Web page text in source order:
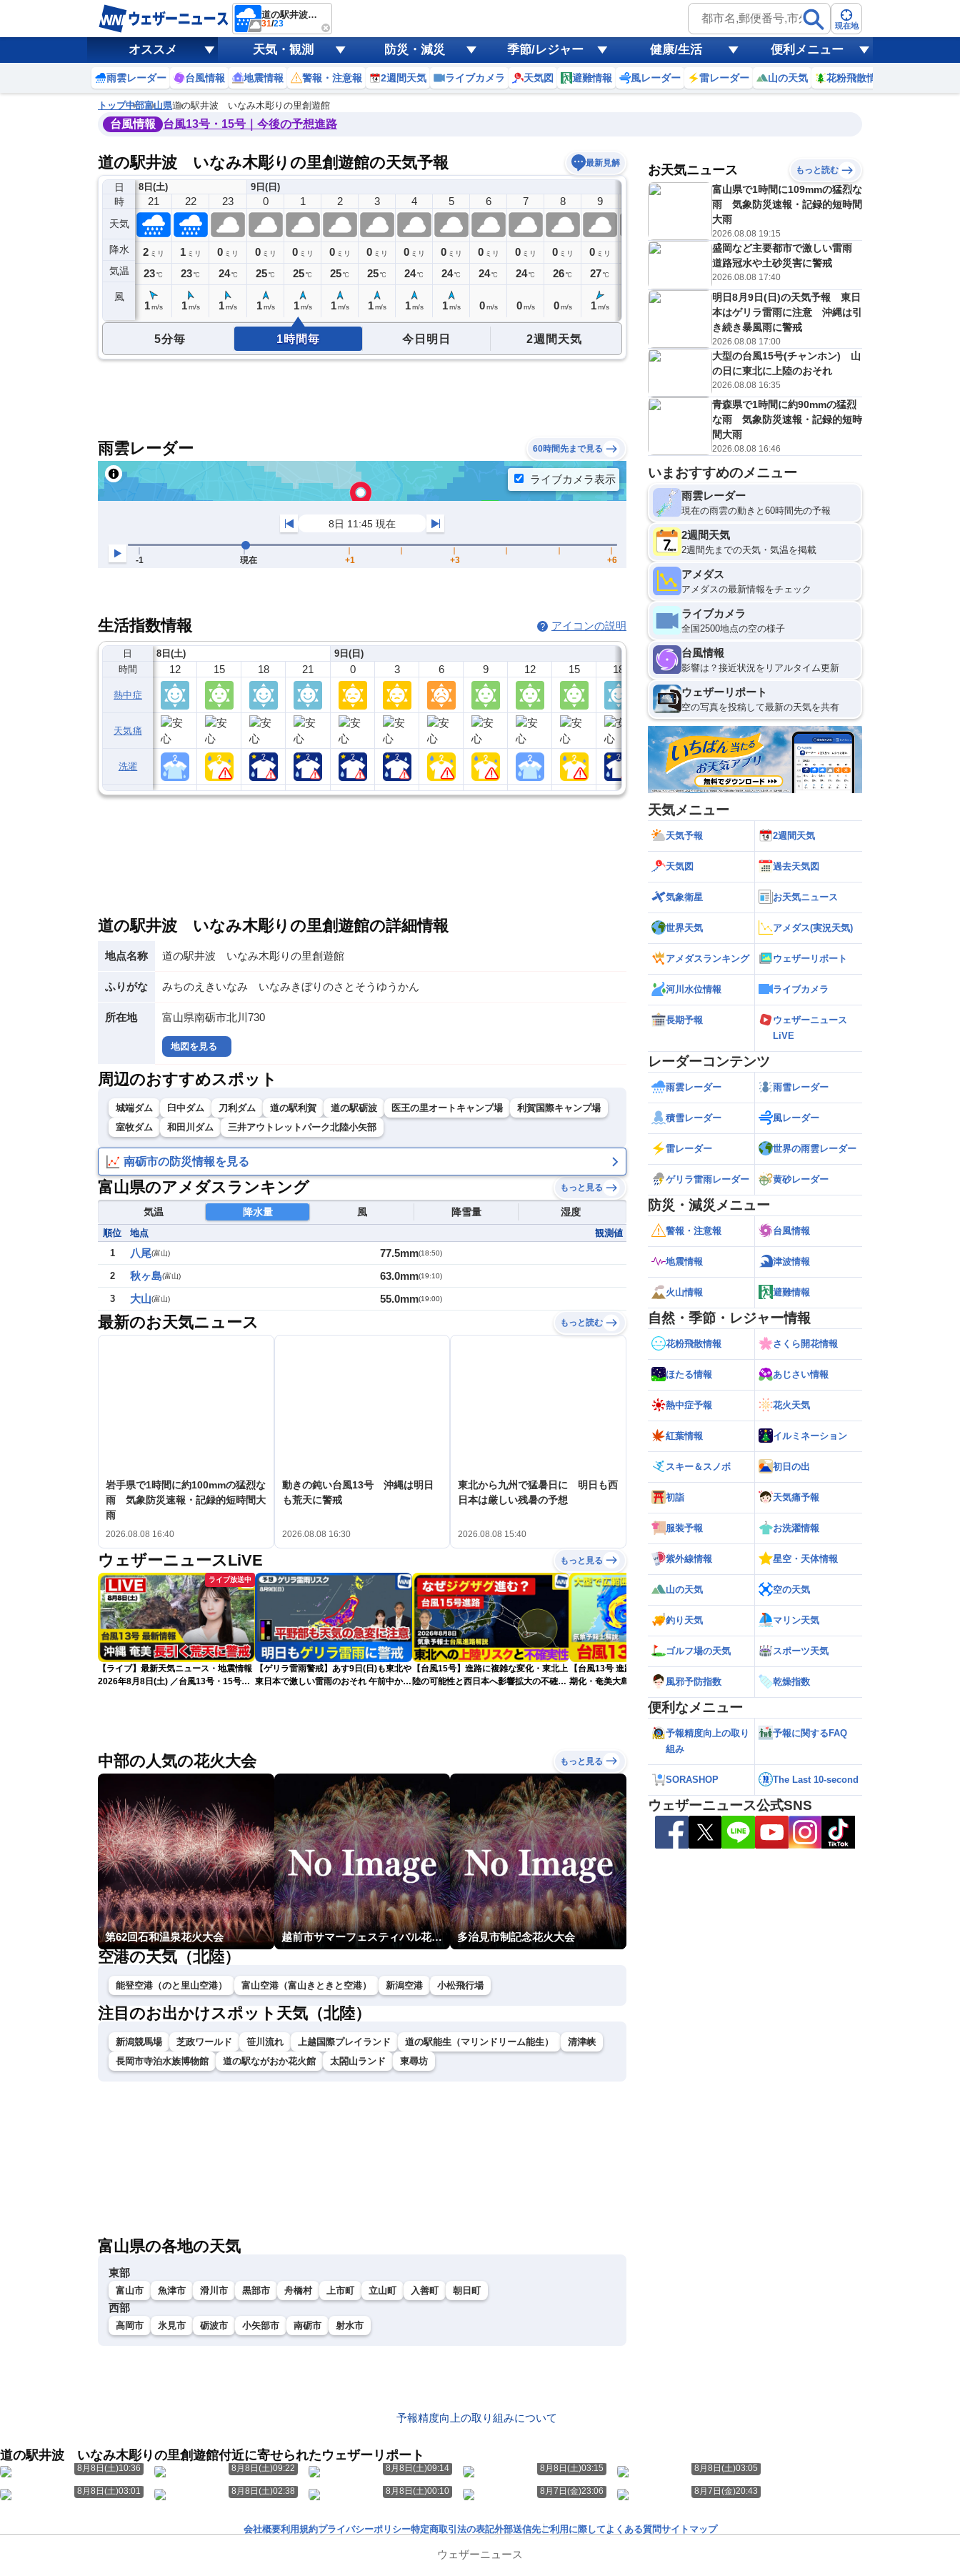
道の駅井波 いなみ木彫りの里創遊館
31/23 現在地
オススメ 天気・観測 防災・減災 季節/レジャー 健康/生活 便利メニュー
雨雲レーダー 台風情報 地震情報 警報・注意報 2週間天気 ライブカメラ 天気図 避難情報 風レーダー 雷レーダー 山の天気 花粉飛散情報
トップ中部富山県道の駅井波 いなみ木彫りの里創遊館
台風情報 台風13号・15号｜今後の予想進路
道の駅井波 いなみ木彫りの里創遊館の天気予報 最新見解
日
時
天気
降水
気温
風
8日(土)
20
9ミリ
23℃
21
2 ミリ
23℃
1 m/s
22
1 ミリ
23℃
1 m/s
23
0 ミリ
24 ℃
1m/s
9日(日)
0
0 ミリ
25℃
1 m/s
1
0 ミリ
25℃
1 m/s
2
0 ミリ
25℃
1 m/s
3
0 ミリ
25℃
1 m/s
4
0 ミリ
24℃
1 m/s
5
0 ミリ
24℃
1 m/s
6
0 ミリ
24℃
0 m/s
7
0 ミリ
24℃
0 m/s
8
0 ミリ
26℃
0 m/s
9
0 ミリ
27℃
1 m/s
12
ミリ
℃
m/s
13
0 ミリ
28℃
4 m/s
14
0ミリ
28
4 m/s
15
0ミリ
4 m/s
16
0
4m/s
5分毎 1時間毎 今日明日 2週間天気
雨雲レーダー 60時間先まで見る
生活指数情報 アイコンの説明
日
時間
熱中症
天気痛
洗濯
8日(土)
12 15 18 21
9日(日)
0 3 6 9 12 15 18 21
10日(月)
0
道の駅井波 いなみ木彫りの里創遊館の詳細情報
地点名称 道の駅井波 いなみ木彫りの里創遊館
ふりがな みちのえきいなみ いなみきぼりのさとそうゆうかん
所在地 富山県南砺市北川730
地図を見る
周辺のおすすめスポット
城端ダム 臼中ダム 刀利ダム 道の駅利賀 道の駅砺波 医王の里オートキャンプ場
利賀国際キャンプ場
室牧ダム
和田川ダム 三井アウトレットパーク北陸小矢部
南砺市の防災情報を見る
富山県のアメダスランキング もっと見る
気温 降水量 風 降雪量 湿度
順位 地点
観測値
1
八尾(富山) 77.5mm(18:50)
2 秋ヶ島(富山) 63.0mm(19:10)
3 大山(富山) 55.0mm(19:00)
最新のお天気ニュース もっと読む
岩手県で1時間に約100mmの猛烈な
雨 気象防災速報・記録的短時間大
雨
2026.08.08 16:40
動きの鈍い台風13号 沖縄は明日
も荒天に警戒
2026.08.08 16:30
東北から九州で猛暑日に 明日も西
日本は厳しい残暑の予想
2026.08.08 15:40
ウェザーニュースLiVE もっと見る
ライブ放送中
【ライブ】最新天気ニュース・地震情報
2026年8月8日(土) ／台風13号・15号
【ゲリラ雷雨警戒】あす9日(日)も東北や
東日本で激しい雷雨のおそれ 午前中から
【台風15号】進路に複雑な変化・東北上
陸の可能性と西日本へ影響拡大の不確実
【台風13号 進路解説】通過後も影響長
期化・奄美大島で総雨量400mm超・高
【猛烈な雨と激しい雷雨】新潟は線状降
水帯が発生のおそれも＜気象防災速報・
中部の人気の花火大会 もっと見る
第62回石和温泉花火大会 越前市サマーフェスティバル花火大会 多治見市制記念花火大会
空港の天気（北陸）
能登空港（のと里山空港） 富山空港（富山きときと空港） 新潟空港 小松飛行場
注目のお出かけスポット天気（北陸）
新潟競馬場 芝政ワールド 笹川流れ 上越国際プレイランド 道の駅能生（マリンドリーム能生）
清津峡
長岡市寺泊水族博物館
道の駅ながおか花火館 太閤山ランド 東尋坊
富山県の各地の天気
東部
富山市 魚津市 滑川市 黒部市 舟橋村 上市町 立山町 入善町 朝日町
西部
高岡市 氷見市 砺波市 小矢部市 南砺市 射水市
お天気ニュース もっと読む
富山県で1時間に109mmの猛烈な
雨 気象防災速報・記録的短時間
大雨
2026.08.08 19:15
盛岡など主要都市で激しい雷雨
道路冠水や土砂災害に警戒
2026.08.08 17:40
明日8月9日(日)の天気予報 東日
本はゲリラ雷雨に注意 沖縄は引
き続き暴風雨に警戒
2026.08.08 17:00
大型の台風15号(チャンホン) 山
の日に東北に上陸のおそれ
2026.08.08 16:35
青森県で1時間に約90mmの猛烈
な雨 気象防災速報・記録的短時
間大雨
2026.08.08 16:46
いまおすすめのメニュー
雨雲レーダー
現在の雨雲の動きと60時間先の予報
2週間天気
2週間先までの天気・気温を掲載
アメダス
アメダスの最新情報をチェック
ライブカメラ
全国2500地点の空の様子
台風情報
影響は？接近状況をリアルタイム更新
ウェザーリポート
空の写真を投稿して最新の天気を共有
天気メニュー
天気予報 2週間天気
天気図 過去天気図
気象衛星 お天気ニュース
世界天気 アメダス(実況天気)
アメダスランキング ウェザーリポート
河川水位情報 ライブカメラ
長期予報
ウェザーニュース
LiVE
レーダーコンテンツ
雨雲レーダー 雨雪レーダー
積雪レーダー 風レーダー
雷レーダー 世界の雨雲レーダー
ゲリラ雷雨レーダー 黄砂レーダー
防災・減災メニュー
警報・注意報 台風情報
地震情報 津波情報
火山情報 避難情報
自然・季節・レジャー情報
花粉飛散情報 さくら開花情報
ほたる情報 あじさい情報
熱中症予報 花火天気
紅葉情報 イルミネーション
スキー＆スノボ 初日の出
初詣 天気痛予報
服装予報 お洗濯情報
紫外線情報 星空・天体情報
山の天気 空の天気
釣り天気 マリン天気
ゴルフ場の天気 スポーツ天気
風邪予防指数 乾燥指数
便利なメニュー
予報精度向上の取り
組み
予報に関するFAQ
SORASHOP The Last 10-second
ウェザーニュース公式SNS
予報精度向上の取り組みについて
道の駅井波 いなみ木彫りの里創遊館付近に寄せられたウェザーリポート
8月8日(土)10:36 8月8日(土)09:22 8月8日(土)09:14 8月8日(土)03:15 8月8日(土)03:05
8月8日(土)03:01 8月8日(土)02:38 8月8日(土)00:10 8月7日(金)23:06 8月7日(金)20:43
会社概要利用規約プライバシーポリシー特定商取引法の表記外部送信先ご利用に際してよくある質問サイトマップ
ウェザーニュース